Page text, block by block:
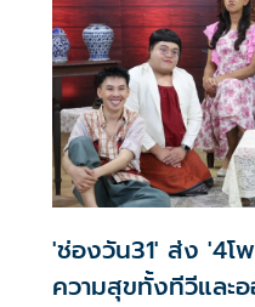
ประวัติศาสตร์
'ช่องวัน31' ส่ง '4โ
ความสุขทั้งทีวีและ